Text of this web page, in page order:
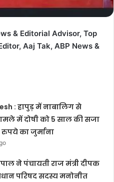
& Editorial Advisor, Top
Aaj Tak, ABP News &
: हापुड़ में नाबालिग से
में दोषी को 5 साल की सजा
का जुर्माना
ने पंचायती राज मंत्री दीपक
परिषद सदस्य मनोनीत